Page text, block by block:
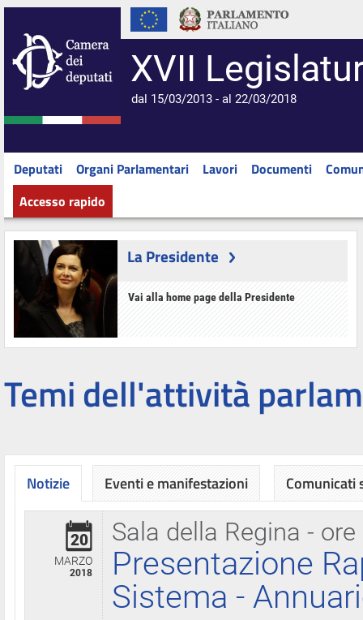
XVII
dal 15/03/2013 - al 22/03/2018
Deputati Organi Parlamentari Lavori Documenti
Accesso rapido
La Presidente
Vai alla home page della Presidente
Temi dell'attività
Notizie
Sala della Regina - ore
20
MARZO
2018
Presentazione
Sistema -
Eventi e manifestazioni Comunicati